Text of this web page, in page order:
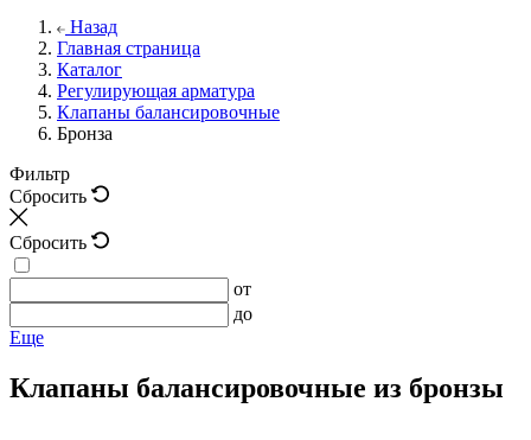
Назад
Главная страница
Каталог
Регулирующая арматура
Клапаны балансировочные
Бронза
Фильтр
Сбросить
Сбросить
от
до
Еще
Клапаны балансировочные из бронзы